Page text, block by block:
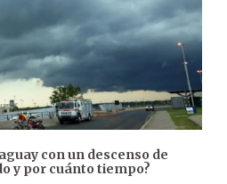
con un descenso de
y por cuánto tiempo?